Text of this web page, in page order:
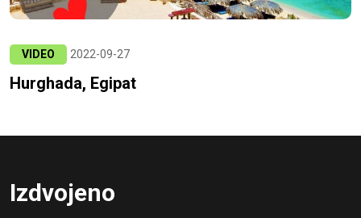
VIDEO 2022-09-27
Hurghada, Egipat
Izdvojeno